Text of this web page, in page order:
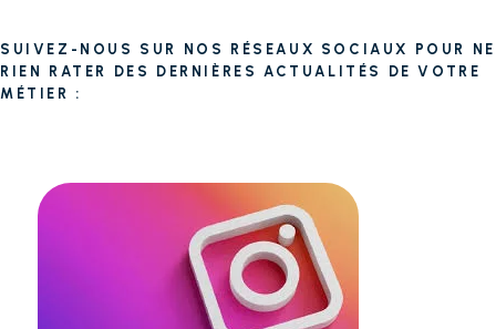
SUIVEZ-NOUS SUR NOS RÉSEAUX SOCIAUX POUR NE
RIEN RATER DES DERNIÈRES ACTUALITÉS DE VOTRE
MÉTIER :